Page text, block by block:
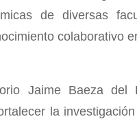
de diversas
colaborativo
Jaime Baeza del
la